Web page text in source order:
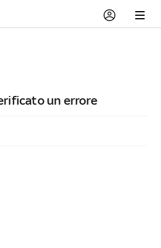
un errore